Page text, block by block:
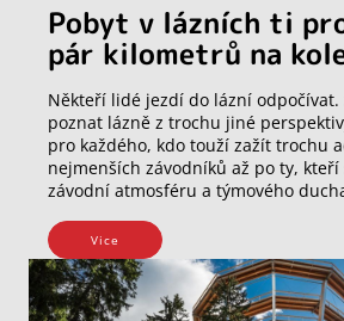
Pobyt v lázních ti
pár kilometrů na
Někteří lidé jezdí do lázní odpočívat.
poznat lázně z trochu jiné
pro každého, kdo touží zažít trochu
nejmenších závodníků až po ty,
závodní atmosféru a týmového
Vice